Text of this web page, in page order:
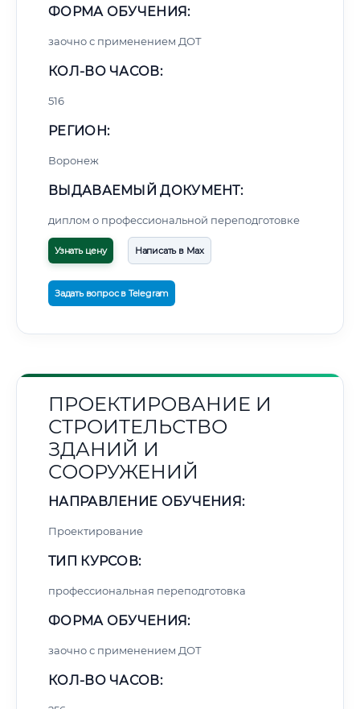
ФОРМА ОБУЧЕНИЯ:
заочно с применением ДОТ
КОЛ-ВО ЧАСОВ:
516
РЕГИОН:
Воронеж
ВЫДАВАЕМЫЙ ДОКУМЕНТ:
диплом о профессиональной переподготовке
Узнать цену Написать в Max
Задать вопрос в Telegram
ПРОЕКТИРОВАНИЕ И
СТРОИТЕЛЬСТВО
ЗДАНИЙ И
СООРУЖЕНИЙ
НАПРАВЛЕНИЕ ОБУЧЕНИЯ:
Проектирование
ТИП КУРСОВ:
профессиональная переподготовка
ФОРМА ОБУЧЕНИЯ:
заочно с применением ДОТ
КОЛ-ВО ЧАСОВ: